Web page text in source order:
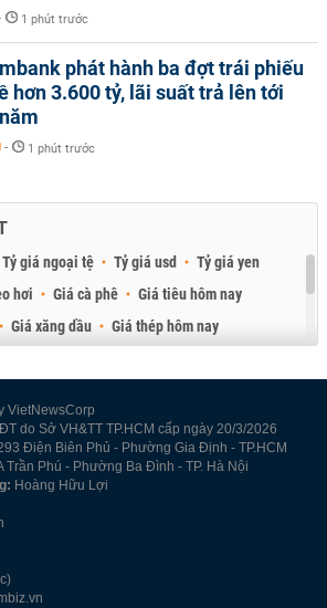
1 phút trước
phát hành ba đợt trái phiếu
hơn 3.600 tỷ, lãi suất trả lên tới
- 1 phút trước
Tỷ giá ngoại tệ Tỷ giá usd
Tỷ giá yen
hơi Giá cà phê
Giá tiêu hôm nay
Giá xăng dầu
Giá thép hôm nay
VietNewsCorp
do Sở VH&TT TP.HCM cấp ngày 20/3/2026
Điện Biên Phủ - Phường Gia Định - TP.HCM
Trần Phú - Phường Ba Đình - TP. Hà Nội
Hoàng Hữu Lợi